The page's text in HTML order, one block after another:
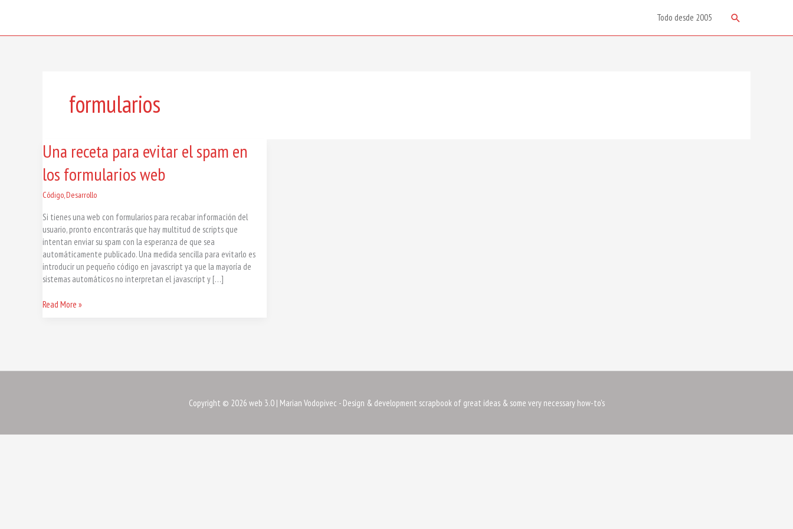
Todo desde 2005 Search
formularios
Una receta para evitar el spam en
los formularios web
Código,Desarrollo
Si tienes una web con formularios para recabar información del
usuario, pronto encontrarás que hay multitud de scripts que
intentan enviar su spam con la esperanza de que sea
automáticamente publicado. Una medida sencilla para evitarlo es
introducir un pequeño código en javascript ya que la mayoría de
sistemas automáticos no interpretan el javascript y […]
Una
receta
para
evitar
el
en
los
formularios
web
Read More »
Copyright © 2026 web 3.0| Marian Vodopivec - Design & development scrapbook of great ideas & some very necessary how-to's